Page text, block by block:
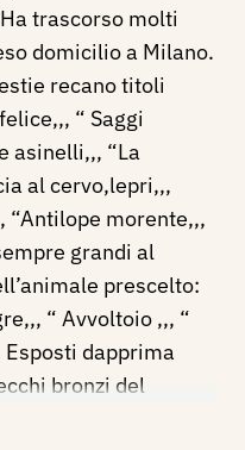
trascorso molti
domicilio a Milano.
recano titoli
“ Saggi
asinelli,,, “La
al cervo,lepri,,,
“Antilope morente,,,
grandi al
prescelto:
“ Avvoltoio ,,, “
Esposti dapprima
bronzi del
principali